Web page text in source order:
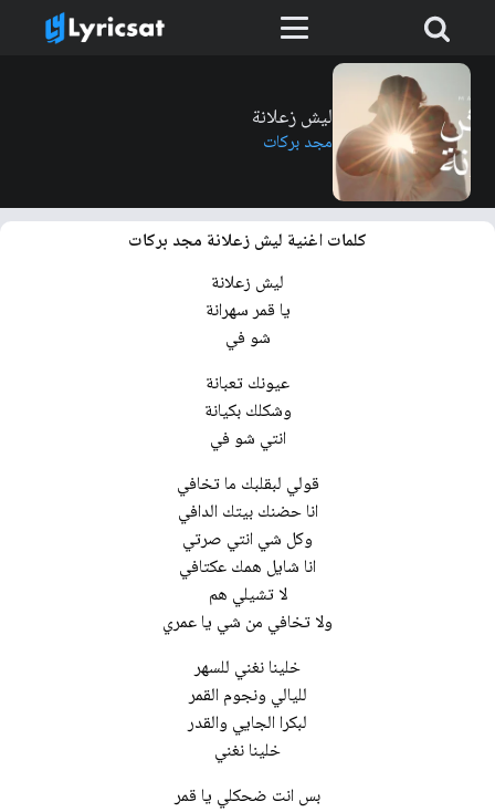
ليش زعلانة
مجد بركات
كلمات اغنية ليش زعلانة مجد بركات
ليش زعلانة
يا قمر سهرانة
شو في
عيونك تعبانة
وشكلك بكيانة
انتي شو في
قولي لبقلبك ما تخافي
انا حضنك بيتك الدافي
وكل شي انتي صرتي
انا شايل همك عكتافي
لا تشيلي هم
ولا تخافي من شي يا عمري
خلينا نغني للسهر
لليالي ونجوم القمر
لبكرا الجايي والقدر
خلينا نغني
بس انت ضحكلي يا قمر